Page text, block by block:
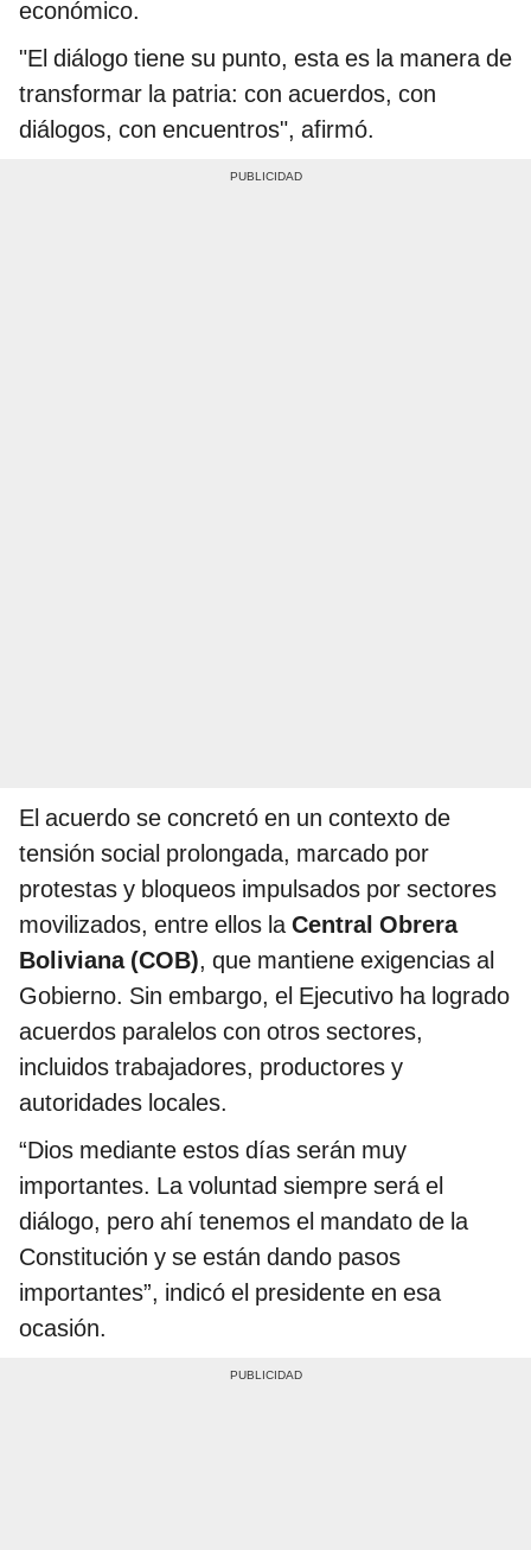
económico.
"El diálogo tiene su punto, esta es la manera de
transformar la patria: con acuerdos, con
diálogos, con encuentros", afirmó.
El acuerdo se concretó en un contexto de
tensión social prolongada, marcado por
protestas y bloqueos impulsados por sectores
movilizados, entre ellos laCentral Obrera
Boliviana (COB), que mantiene exigencias al
Gobierno. Sin embargo, el Ejecutivo ha logrado
acuerdos paralelos con otros sectores,
incluidos trabajadores, productores y
autoridades locales.
“Dios mediante estos días serán muy
importantes. La voluntad siempre será el
diálogo, pero ahí tenemos el mandato de la
Constitución y se están dando pasos
importantes”, indicó el presidente en esa
ocasión.